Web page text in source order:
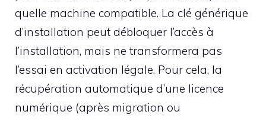
quelle machine compatible. La clé générique
d’installation peut débloquer l’accès à
l’installation, mais ne transformera pas
l’essai en activation légale. Pour cela, la
récupération automatique d’une licence
numérique (après migration ou